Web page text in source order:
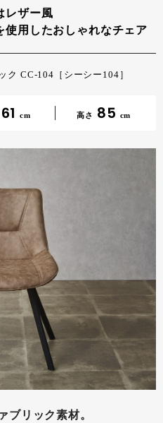
レザー風
使用したおしゃれなチェア
ク CC-104［シーシー104］
61 cm 高さ 85 cm
ブリック素材。